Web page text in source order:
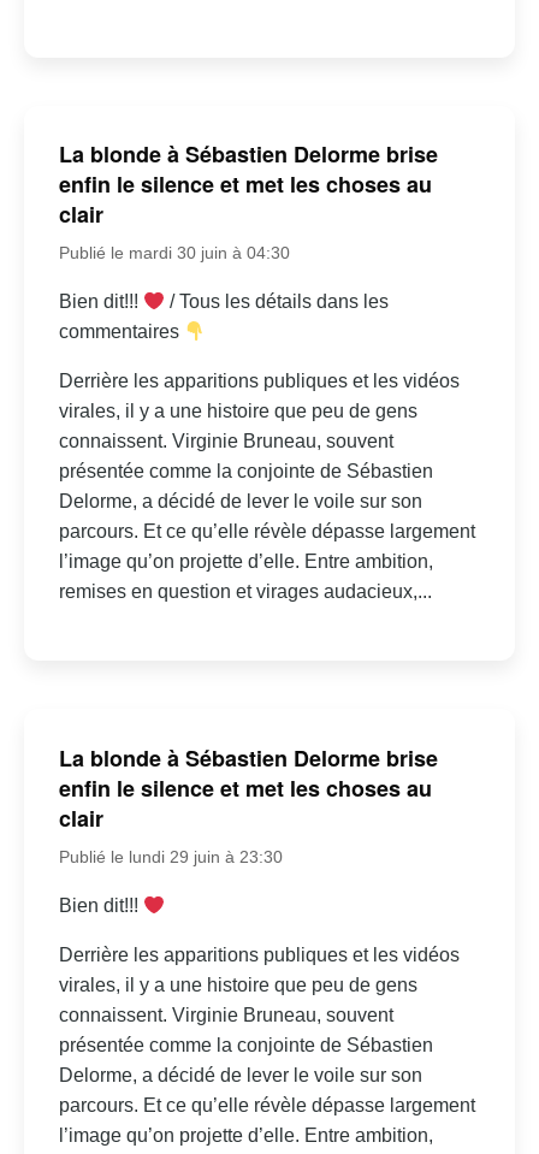
La blonde à Sébastien Delorme brise
enfin le silence et met les choses au
clair
Publié le mardi 30 juin à 04:30
Bien dit!!!
/ Tous les détails dans les
commentaires
Derrière les apparitions publiques et les vidéos
virales, il y a une histoire que peu de gens
connaissent. Virginie Bruneau, souvent
présentée comme la conjointe de Sébastien
Delorme, a décidé de lever le voile sur son
parcours. Et ce qu’elle révèle dépasse largement
l’image qu’on projette d’elle. Entre ambition,
remises en question et virages audacieux,...
La blonde à Sébastien Delorme brise
enfin le silence et met les choses au
clair
Publié le lundi 29 juin à 23:30
Bien dit!!!
Derrière les apparitions publiques et les vidéos
virales, il y a une histoire que peu de gens
connaissent. Virginie Bruneau, souvent
présentée comme la conjointe de Sébastien
Delorme, a décidé de lever le voile sur son
parcours. Et ce qu’elle révèle dépasse largement
l’image qu’on projette d’elle. Entre ambition,